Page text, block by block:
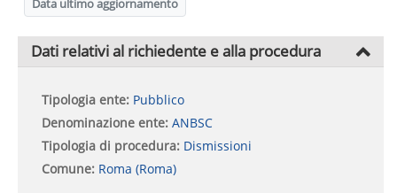
Data ultimo aggiornamento
Dati relativi al richiedente e alla procedura
Tipologia ente: Pubblico
Denominazione ente:ANBSC
Tipologia di procedura: Dismissioni
Comune: Roma (Roma)